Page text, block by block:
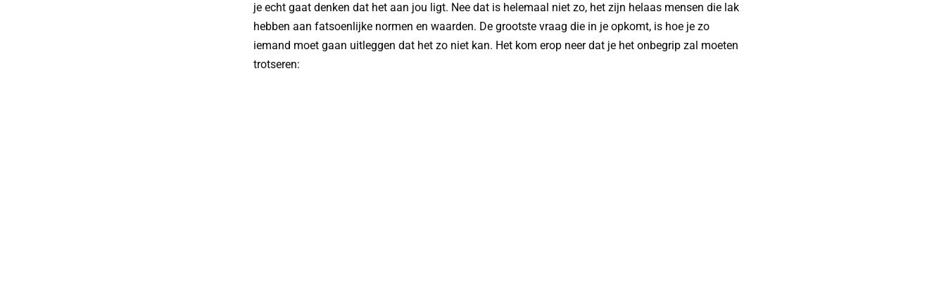
je echt gaat denken dat het aan jou ligt. Nee dat is helemaal niet zo, het zijn helaas mensen die lak
hebben aan fatsoenlijke normen en waarden. De grootste vraag die in je opkomt, is hoe je zo
iemand moet gaan uitleggen dat het zo niet kan. Het kom erop neer dat je het onbegrip zal moeten
trotseren: